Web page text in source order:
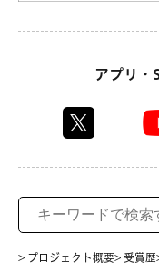
アプリ・
> プロジェクト概要> 受賞歴